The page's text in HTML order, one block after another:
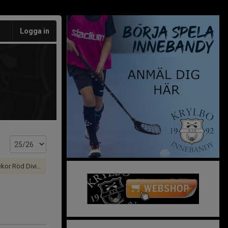
Logga in
3 grupp A